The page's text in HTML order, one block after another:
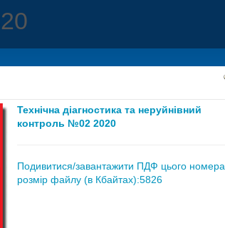
Технічна діагностика та неруйнівний
контроль №02 2020
Подивитися/завантажити ПДФ цього номера,
розмір файлу (в Кбайтах):5826